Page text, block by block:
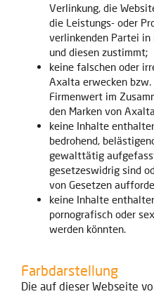
Verlinkung, die
die Leistungs- oder
verlinkenden Partei
und diesen zustimmt;
keine falschen oder
Axalta erwecken bzw.
Firmenwert im
den Marken von
keine Inhalte
bedrohend,
gewalttätig
gesetzeswidrig sind
von Gesetzen
keine Inhalte
pornografisch oder
werden könnten.
Farbdarstellung
Die auf dieser Webseite